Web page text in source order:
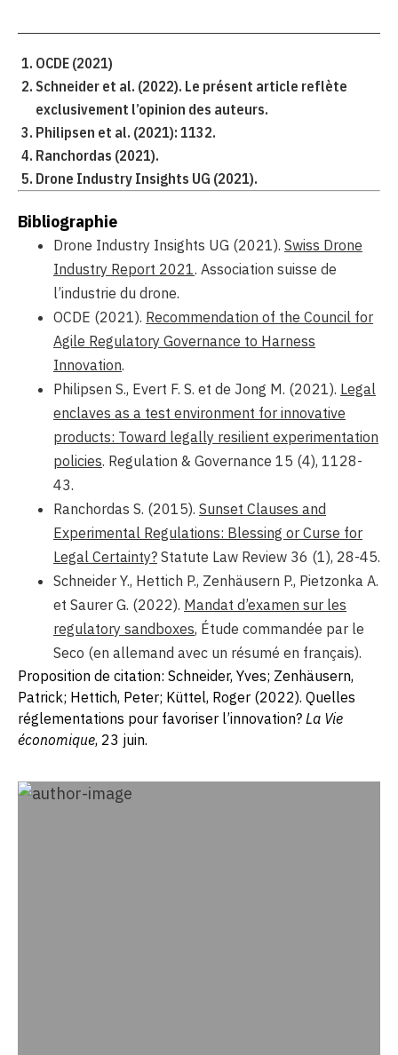
OCDE (2021)
Schneider et al. (2022). Le présent article reflète
exclusivement l’opinion des auteurs.
Philipsen et al. (2021): 1132.
Ranchordas (2021).
Drone Industry Insights UG (2021).
Bibliographie
Drone Industry Insights UG (2021). Swiss Drone
Industry Report 2021. Association suisse de
l’industrie du drone.
OCDE (2021). Recommendation of the Council for
Agile Regulatory Governance to Harness
Innovation.
Philipsen S., Evert F. S. et de Jong M. (2021). Legal
enclaves as a test environment for innovative
products: Toward legally resilient experimentation
policies. Regulation & Governance 15 (4), 1128-
43.
Ranchordas S. (2015). Sunset Clauses and
Experimental Regulations: Blessing or Curse for
Legal Certainty? Statute Law Review 36 (1), 28-45.
Schneider Y., Hettich P., Zenhäusern P., Pietzonka A.
et Saurer G. (2022). Mandat d’examen sur les
regulatory sandboxes, Étude commandée par le
Seco (en allemand avec un résumé en français).
Proposition de citation: Schneider, Yves; Zenhäusern,
Patrick; Hettich, Peter; Küttel, Roger (2022). Quelles
réglementations pour favoriser l’innovation? La Vie
économique, 23 juin.